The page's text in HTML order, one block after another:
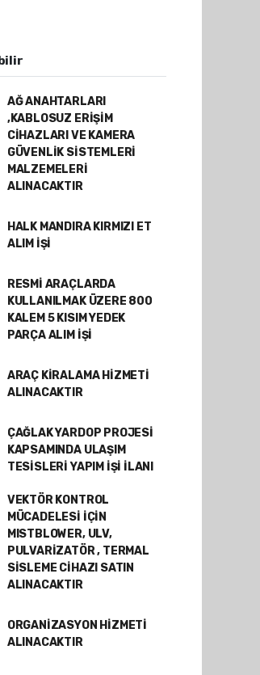
AĞ ANAHTARLARI
,KABLOSUZ ERİŞİM
CİHAZLARI VE KAMERA
GÜVENLİK SİSTEMLERİ
MALZEMELERİ
ALINACAKTIR
HALK MANDIRA KIRMIZI ET
ALIM İŞİ
RESMİ ARAÇLARDA
KULLANILMAK ÜZERE 800
KALEM 5 KISIM YEDEK
PARÇA ALIM İŞİ
ARAÇ KİRALAMA HİZMETİ
ALINACAKTIR
ÇAĞLAK YARDOP PROJESİ
KAPSAMINDA ULAŞIM
TESİSLERİ YAPIM İŞİ İLANI
VEKTÖR KONTROL
MÜCADELESİ İÇİN
MISTBLOWER, ULV,
PULVARİZATÖR , TERMAL
SİSLEME CİHAZI SATIN
ALINACAKTIR
ORGANİZASYON HİZMETİ
ALINACAKTIR